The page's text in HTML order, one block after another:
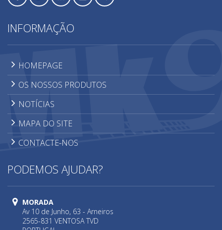
Sistemas de furação
INFORMAÇÃO
HOMEPAGE
OS NOSSOS PRODUTOS
NOTÍCIAS
MAPA DO SITE
CONTACTE-NOS
PODEMOS AJUDAR?
MORADA
Av 10 de Junho, 63 - Arneiros
2565-831 VENTOSA TVD